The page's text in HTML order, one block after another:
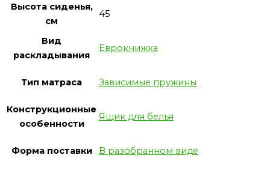
Высота сиденья,
см
45
Вид
раскладывания
Еврокнижка
Тип матраса Зависимые пружины
Конструкционные
особенности
Ящик для белья
Форма поставки В разобранном виде